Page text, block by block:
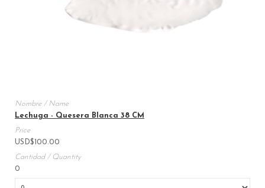
Lechuga - Quesera Blanca 38 CM
USD$ 100.00
0